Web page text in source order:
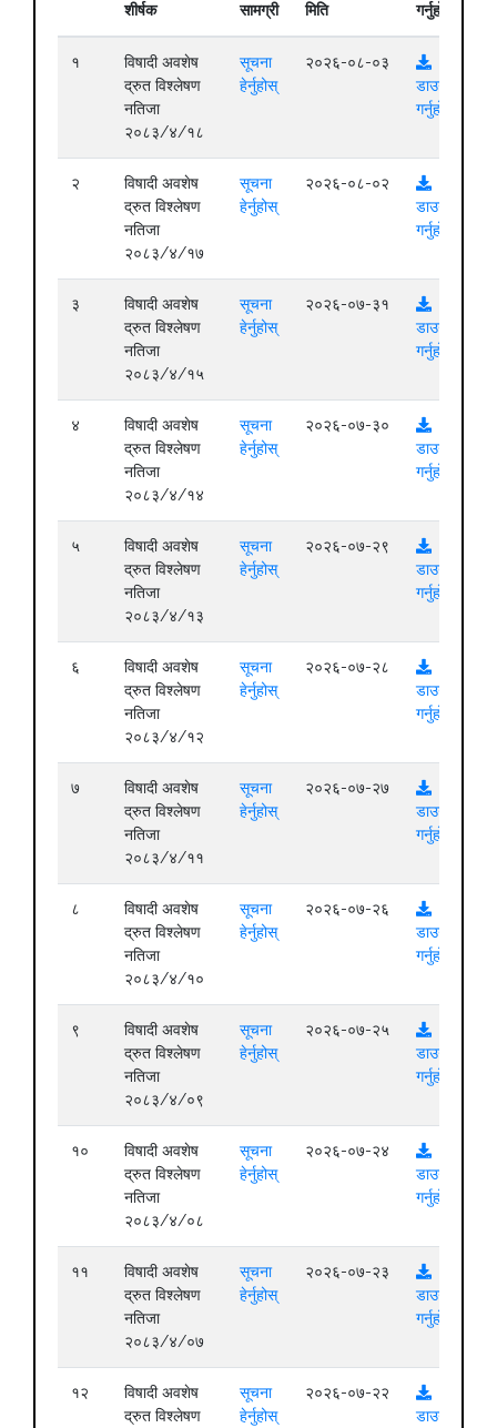
शीर्षक सामग्री
मिति
गर्नुहोस्
१
विषादी अवशेष
द्रुत विश्लेषण
नतिजा
२०८३/४/१८
सूचना
हेर्नुहोस्
२०२६-०८-०३
डाउनलोड
गर्नुहोस्
२
विषादी अवशेष
द्रुत विश्लेषण
नतिजा
२०८३/४/१७
सूचना
हेर्नुहोस्
२०२६-०८-०२
डाउनलोड
गर्नुहोस्
३
विषादी अवशेष
द्रुत विश्लेषण
नतिजा
२०८३/४/१५
सूचना
हेर्नुहोस्
२०२६-०७-३१
डाउनलोड
गर्नुहोस्
४
विषादी अवशेष
द्रुत विश्लेषण
नतिजा
२०८३/४/१४
सूचना
हेर्नुहोस्
२०२६-०७-३०
डाउनलोड
गर्नुहोस्
५
विषादी अवशेष
द्रुत विश्लेषण
नतिजा
२०८३/४/१३
सूचना
हेर्नुहोस्
२०२६-०७-२९
डाउनलोड
गर्नुहोस्
६
विषादी अवशेष
द्रुत विश्लेषण
नतिजा
२०८३/४/१२
सूचना
हेर्नुहोस्
२०२६-०७-२८
डाउनलोड
गर्नुहोस्
७
विषादी अवशेष
द्रुत विश्लेषण
नतिजा
२०८३/४/११
सूचना
हेर्नुहोस्
२०२६-०७-२७
डाउनलोड
गर्नुहोस्
८
विषादी अवशेष
द्रुत विश्लेषण
नतिजा
२०८३/४/१०
सूचना
हेर्नुहोस्
२०२६-०७-२६
डाउनलोड
गर्नुहोस्
९
विषादी अवशेष
द्रुत विश्लेषण
नतिजा
२०८३/४/०९
सूचना
हेर्नुहोस्
२०२६-०७-२५
डाउनलोड
गर्नुहोस्
१०
विषादी अवशेष
द्रुत विश्लेषण
नतिजा
२०८३/४/०८
सूचना
हेर्नुहोस्
२०२६-०७-२४
डाउनलोड
गर्नुहोस्
११
विषादी अवशेष
द्रुत विश्लेषण
नतिजा
२०८३/४/०७
सूचना
हेर्नुहोस्
२०२६-०७-२३
डाउनलोड
गर्नुहोस्
१२
विषादी अवशेष
द्रुत विश्लेषण
सूचना
हेर्नुहोस्
२०२६-०७-२२
डाउनलोड